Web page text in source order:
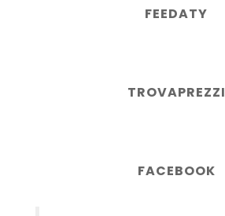
FEEDATY
TROVAPREZZI
FACEBOOK